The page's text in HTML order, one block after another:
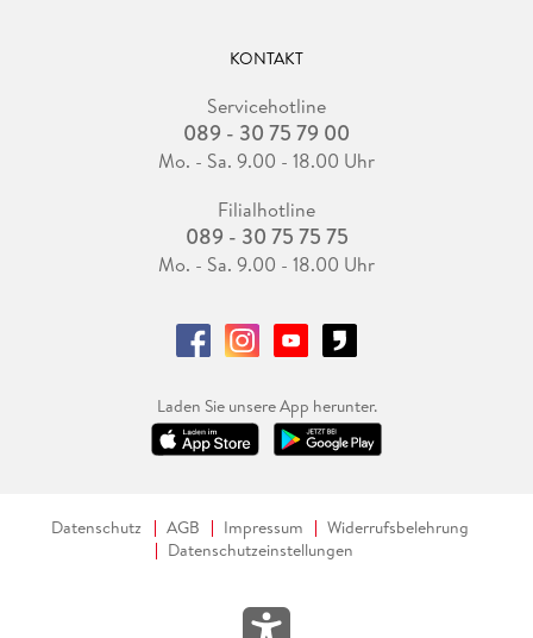
KONTAKT
Servicehotline
089 - 30 75 79 00
Mo. - Sa. 9.00 - 18.00 Uhr
Filialhotline
089 - 30 75 75 75
Mo. - Sa. 9.00 - 18.00 Uhr
Laden Sie unsere App herunter.
Datenschutz AGB Impressum
Widerrufsbelehrung
Datenschutzeinstellungen